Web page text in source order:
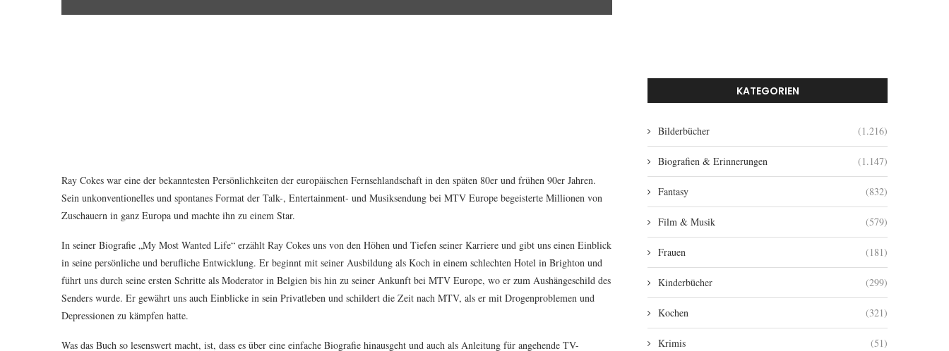
Ray Cokes war eine der bekanntesten Persönlichkeiten der europäischen Fernsehlandschaft in den späten 80er und frühen 90er Jahren.
Sein unkonventionelles und spontanes Format der Talk-, Entertainment- und Musiksendung bei MTV Europe begeisterte Millionen von
Zuschauern in ganz Europa und machte ihn zu einem Star.
In seiner Biografie „My Most Wanted Life“ erzählt Ray Cokes uns von den Höhen und Tiefen seiner Karriere und gibt uns einen Einblick
in seine persönliche und berufliche Entwicklung. Er beginnt mit seiner Ausbildung als Koch in einem schlechten Hotel in Brighton und
führt uns durch seine ersten Schritte als Moderator in Belgien bis hin zu seiner Ankunft bei MTV Europe, wo er zum Aushängeschild des
Senders wurde. Er gewährt uns auch Einblicke in sein Privatleben und schildert die Zeit nach MTV, als er mit Drogenproblemen und
Depressionen zu kämpfen hatte.
Was das Buch so lesenswert macht, ist, dass es über eine einfache Biografie hinausgeht und auch als Anleitung für angehende TV-
KATEGORIEN
Bilderbücher (1.216)
Biografien & Erinnerungen (1.147)
Fantasy (832)
Film & Musik (579)
Frauen (181)
Kinderbücher (299)
Kochen (321)
Krimis (51)